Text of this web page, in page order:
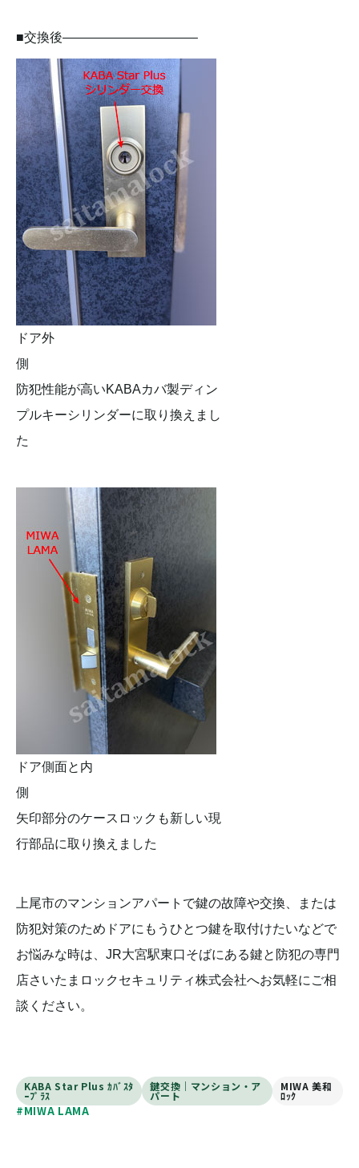
■交換後——————————–
ドア外
側
防犯性能が高いKABAカバ製ディン
プルキーシリンダーに取り換えまし
た
ドア側面と内
側
矢印部分のケースロックも新しい現
行部品に取り換えました
上尾市のマンションアパートで鍵の故障や交換、または
防犯対策のためドアにもうひとつ鍵を取付けたいなどで
お悩みな時は、JR大宮駅東口そばにある鍵と防犯の専門
店さいたまロックセキュリティ株式会社へお気軽にご相
談ください。
KABA Star Plus ｶﾊﾞｽﾀ
ｰﾌﾟﾗｽ
鍵交換｜マンション・ア
パート
MIWA 美和
ﾛｯｸ
#MIWA LAMA